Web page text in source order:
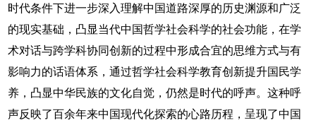
时代条件下进一步深入理解中国道路深厚的历史渊源和广泛
的现实基础，凸显当代中国哲学社会科学的社会功能，在学
术对话与跨学科协同创新的过程中形成合宜的思维方式与有
影响力的话语体系，通过哲学社会科学教育创新提升国民学
养，凸显中华民族的文化自觉，仍然是时代的呼声。这种呼
声反映了百余年来中国现代化探索的心路历程，呈现了中国